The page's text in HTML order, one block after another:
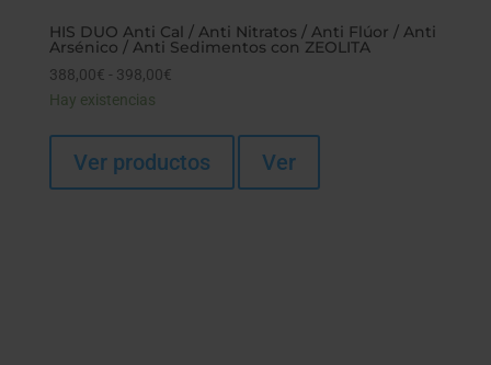
HIS DUO Anti Cal / Anti Nitratos / Anti Flúor / Anti
Arsénico / Anti Sedimentos con ZEOLITA
388,00€ - 398,00€
388,00€
Hay existencias
Ver productos Ver